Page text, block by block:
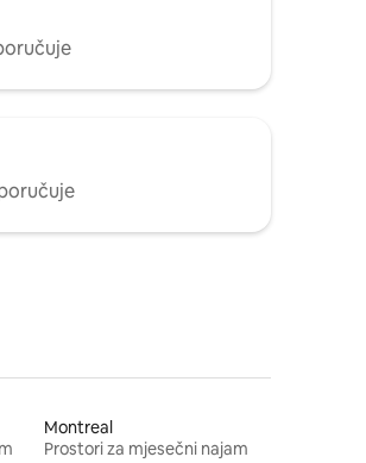
Montreal
Prostori za mjesečni najam